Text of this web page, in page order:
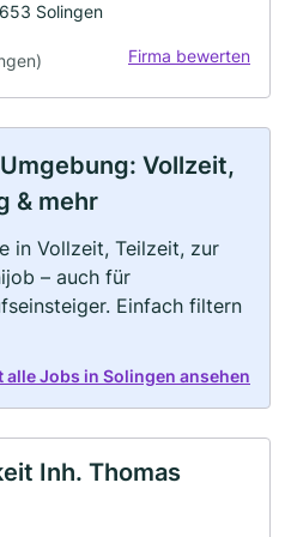
Solingen
Firma bewerten
Vollzeit,
& mehr
in Vollzeit, Teilzeit, zur
– auch für
Einfach filtern
alle Jobs in Solingen ansehen
Inh. Thomas